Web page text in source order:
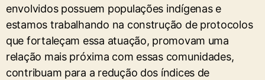
envolvidos possuem populações indígenas e
estamos trabalhando na construção de protocolos
que fortaleçam essa atuação, promovam uma
relação mais próxima com essas comunidades,
contribuam para a redução dos índices de